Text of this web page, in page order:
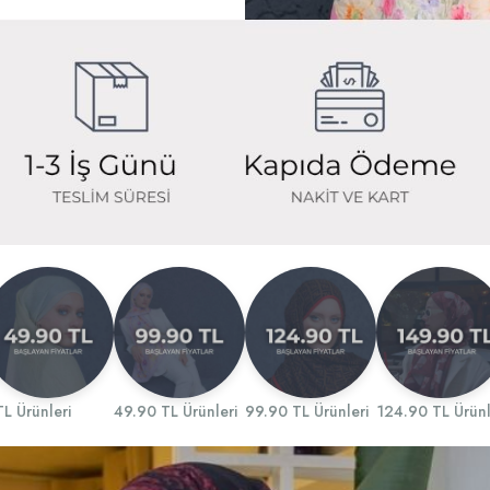
Ürünleri 49.90 TL Ürünleri 99.90 TL Ürünleri 124.90 TL